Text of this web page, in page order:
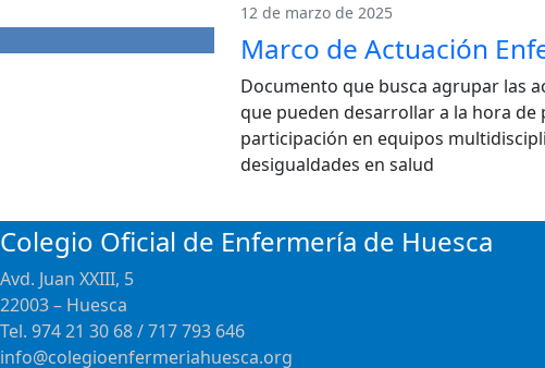
12 de marzo de 2025
Marco de Actuación
Documento que busca agrupar las
que pueden desarrollar a la hora
participación en equipos
desigualdades en salud
Colegio Oficial de Enfermería de Huesca
Avd. Juan XXIII, 5
22003 – Huesca
Tel. 974 21 30 68 / 717 793 646
info@colegioenfermeriahuesca.org